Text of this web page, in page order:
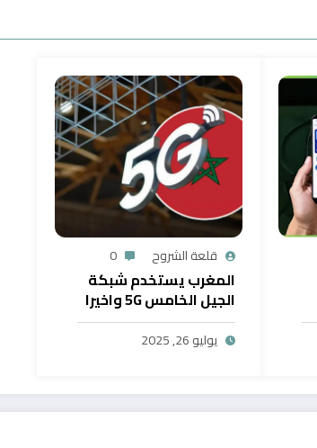
قلعة الشروح 0
المغرب يستخدم شبكة
الجيل الخامس 5G واخيرا
يوليو 26, 2025